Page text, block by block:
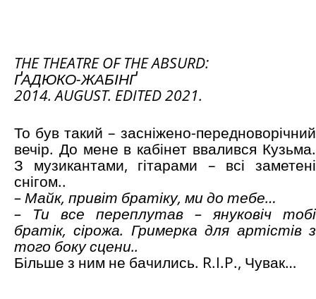
THE THEATRE OF THE ABSURD:
ҐАДЮКО-ЖАБІНҐ
2014. AUGUST. EDITED 2021.
То був такий – засніжено-передноворічний
вечір. До мене в кабінет ввалився Кузьма.
З музикантами, гітарами – всі заметені
снігом..
– Майк, привіт братіку, ми до тебе…
– Ти все переплутав – януковіч тобі
братік, сірожа. Гримерка для артістів з
того боку сцени..
Більше з ним не бачились. R.I.P., Чувак…